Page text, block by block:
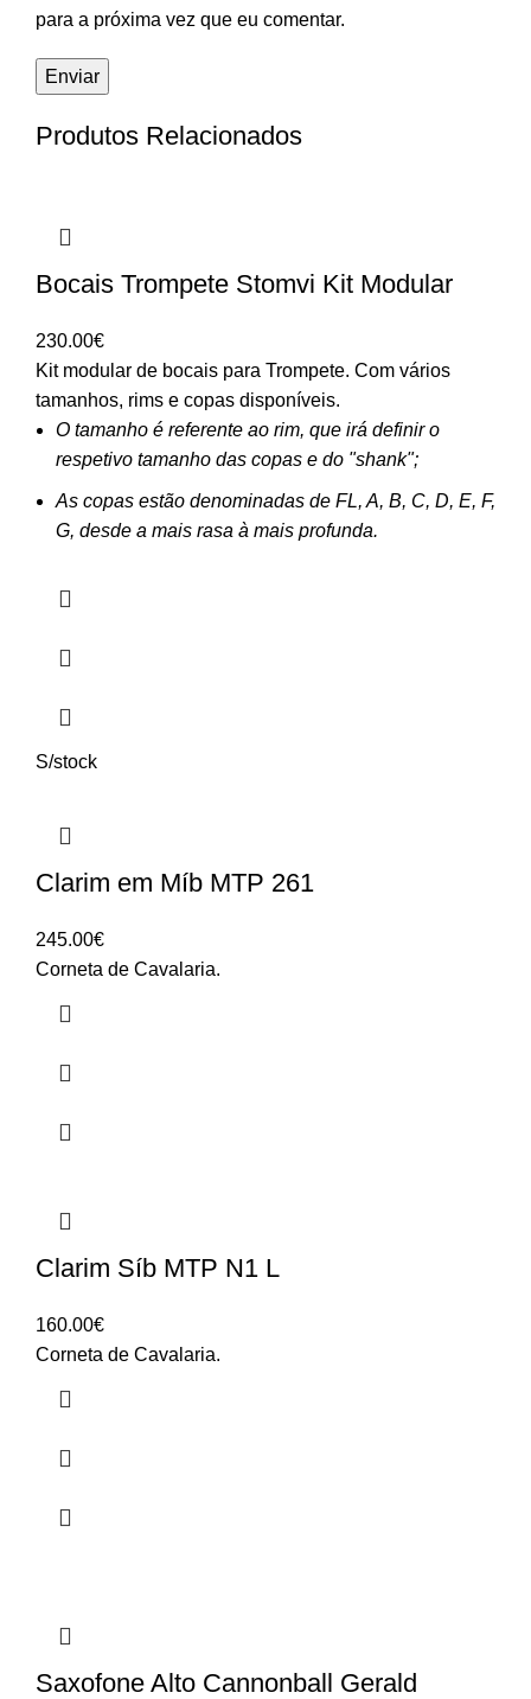
para a próxima vez que eu comentar.
Produtos Relacionados
Bocais Trompete Stomvi Kit Modular
230.00€
Kit modular de bocais para Trompete. Com vários
tamanhos, rims e copas disponíveis.
O tamanho é referente ao rim, que irá definir o
respetivo tamanho das copas e do "shank";
As copas estão denominadas de FL, A, B, C, D, E, F,
G, desde a mais rasa à mais profunda.
S/stock
Clarim em Míb MTP 261
245.00€
Corneta de Cavalaria.
Clarim Síb MTP N1 L
160.00€
Corneta de Cavalaria.
Saxofone Alto Cannonball Gerald